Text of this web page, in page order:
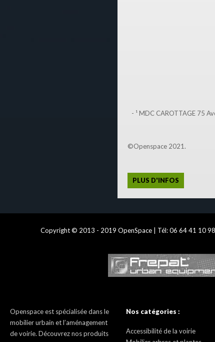
- ¹ MDC CAROTTAGE 75
©Openspace 2021.
PLUS D'INFOS
Copyright © 2013 - 2019 OpenSpace | Tél:06 64 41 10 98
Openspace est spécialisée dans le
mobilier urbain et l’aménagement
de voirie. Découvrez nos produits
Nos catégories :
Accessibilité de la voirie